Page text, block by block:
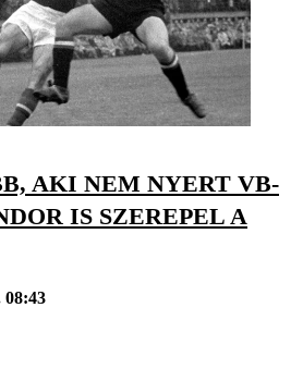
AKI NEM NYERT VB-
IS SZEREPEL A
08:43